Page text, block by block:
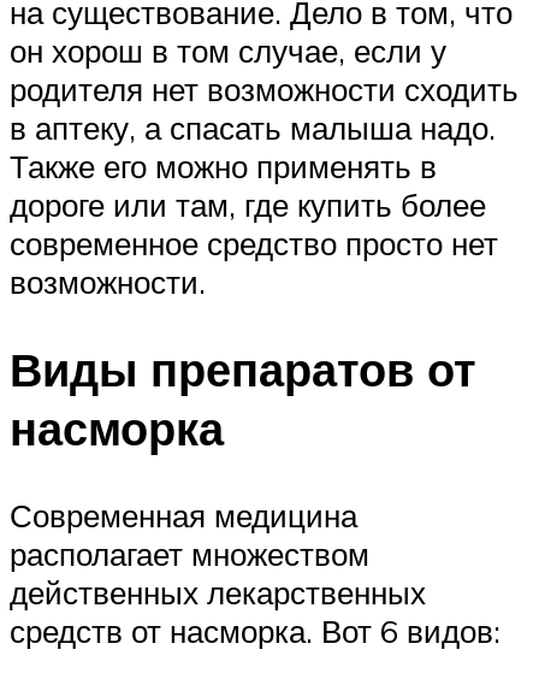
на существование. Дело в том, что
он хорош в том случае, если у
родителя нет возможности сходить
в аптеку, а спасать малыша надо.
Также его можно применять в
дороге или там, где купить более
современное средство просто нет
возможности.
Виды препаратов от
насморка
Современная медицина
располагает множеством
действенных лекарственных
средств от насморка. Вот 6 видов: